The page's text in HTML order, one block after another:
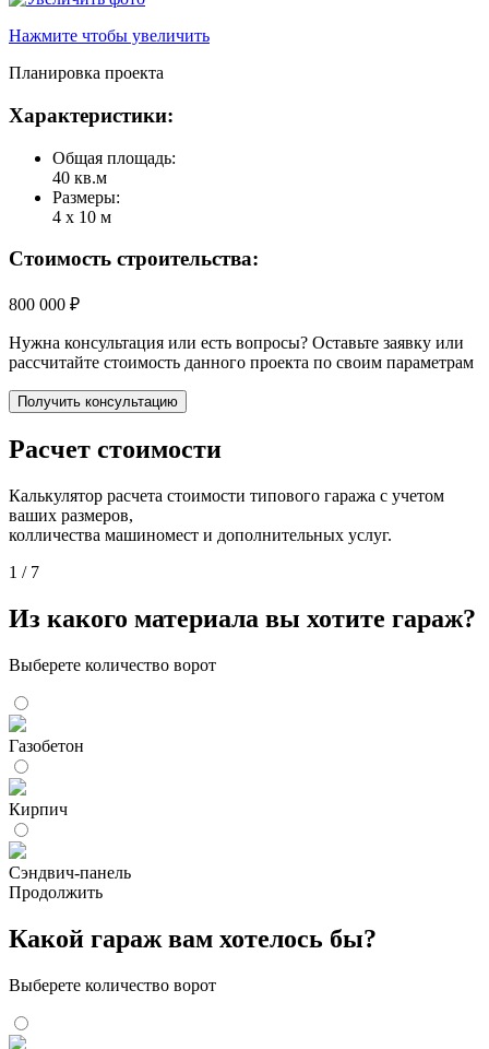
Нажмите чтобы увеличить
Планировка проекта
Характеристики:
Общая площадь:
40 кв.м
Размеры:
4 х 10 м
Стоимость строительства:
800 000 ₽
Нужна консультация или есть вопросы? Оставьте заявку или
рассчитайте стоимость данного проекта по своим параметрам
Получить консультацию
Расчет стоимости
Калькулятор расчета стоимости типового гаража с учетом
ваших размеров,
колличества машиномест и дополнительных услуг.
1 / 7
Из какого материала вы хотите гараж?
Выберете количество ворот
Газобетон
Кирпич
Сэндвич-панель
Продолжить
Какой гараж вам хотелось бы?
Выберете количество ворот